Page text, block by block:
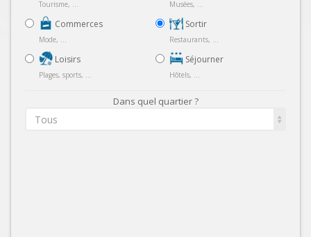
Tourisme, ...
Commerces
Mode, ...
Loisirs
Plages, sports, ...
Musées, ...
Sortir
Restaurants, ...
Séjourner
Hôtels, ...
Dans quel quartier ?
Tous